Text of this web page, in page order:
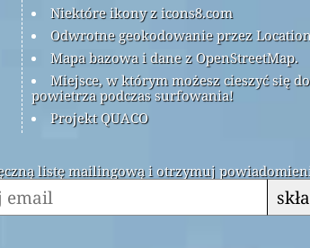
Niektóre ikony z icons8.com
Odwrotne geokodowanie przez
Mapa bazowa i dane z OpenStreetMap.
Miejsce, w którym możesz cieszyć się
powietrza podczas surfowania!
Projekt QUACO
listę mailingową i otrzymuj